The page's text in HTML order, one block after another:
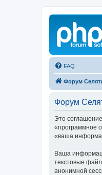
FAQ
Форум
Форум
Это
«программное
«ваша
Ваша
текстовые
анонимной